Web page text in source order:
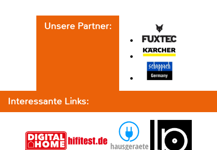
Unsere Partner:
Interessante Links: